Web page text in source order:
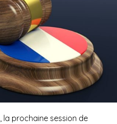
, la prochaine session de